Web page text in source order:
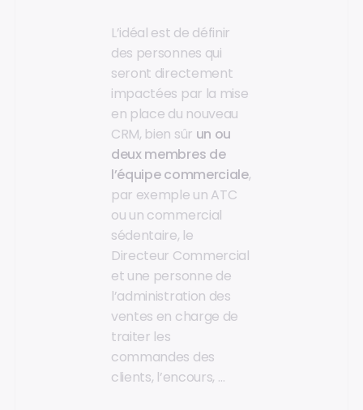
L’idéal est de définir
des personnes qui
seront directement
impactées par la mise
en place du nouveau
CRM, bien sûr un ou
deux membres de
l’équipe commerciale,
par exemple un ATC
ou un commercial
sédentaire, le
Directeur Commercial
et une personne de
l’administration des
ventes en charge de
traiter les
commandes des
clients, l’encours, …